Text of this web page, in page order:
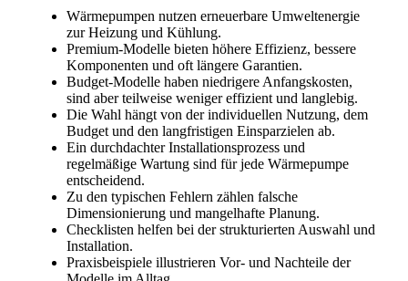
Wärmepumpen nutzen erneuerbare Umweltenergie
zur Heizung und Kühlung.
Premium-Modelle bieten höhere Effizienz, bessere
Komponenten und oft längere Garantien.
Budget-Modelle haben niedrigere Anfangskosten,
sind aber teilweise weniger effizient und langlebig.
Die Wahl hängt von der individuellen Nutzung, dem
Budget und den langfristigen Einsparzielen ab.
Ein durchdachter Installationsprozess und
regelmäßige Wartung sind für jede Wärmepumpe
entscheidend.
Zu den typischen Fehlern zählen falsche
Dimensionierung und mangelhafte Planung.
Checklisten helfen bei der strukturierten Auswahl und
Installation.
Praxisbeispiele illustrieren Vor- und Nachteile der